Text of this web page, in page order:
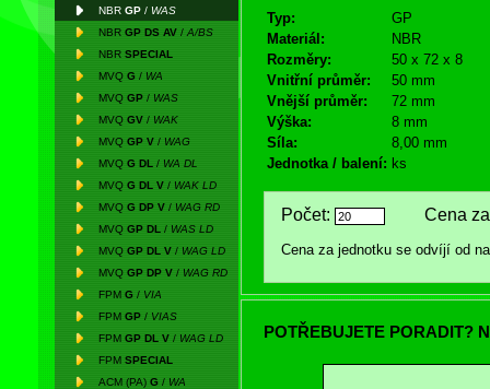
NBR GP / WAS
NBR GP DS AV / A/BS
NBR SPECIAL
MVQ G / WA
MVQ GP / WAS
MVQ GV / WAK
MVQ GP V / WAG
MVQ G DL / WA DL
MVQ G DL V / WAK LD
MVQ G DP V / WAG RD
MVQ GP DL / WAS LD
MVQ GP DL V / WAG LD
MVQ GP DP V / WAG RD
FPM G / VIA
FPM GP / VIAS
FPM GP DL V / WAG LD
FPM SPECIAL
ACM (PA) G / WA
Typ:
GP
Materiál:
NBR
Rozměry:
50 x 72 x 8
Vnitřní průměr:
50 mm
Vnější průměr:
72 mm
Výška:
8 mm
Síla:
8,00 mm
Jednotka / balení: ks
Počet: Cena za
Cena za jednotku se odvíjí od
POTŘEBUJETE PORADIT?